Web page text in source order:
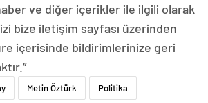
ve diğer içerikler ile ilgili olarak
bize iletişim sayfası üzerinden
içerisinde bildirimlerinize geri
Metin Öztürk Politika